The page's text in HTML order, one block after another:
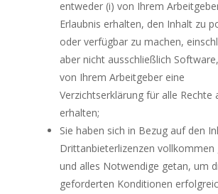
entweder (i) von Ihrem
Erlaubnis erhalten, den Inhalt zu
oder verfügbar zu machen,
aber nicht ausschließlich
von Ihrem Arbeitgeber eine
Verzichtserklärung für alle Rechte
erhalten;
Sie haben sich in Bezug auf den
Drittanbieterlizenzen vollkommen
und alles Notwendige getan, um
geforderten Konditionen